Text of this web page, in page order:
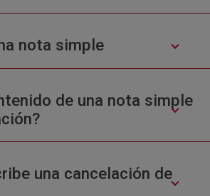
nota simple
de una nota simple
una cancelación de